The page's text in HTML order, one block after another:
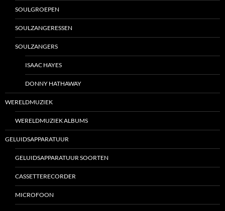
SOULGROEPEN
SOULZANGERESSEN
SOULZANGERS
ISAAC HAYES
DONNY HATHAWAY
WERELDMUZIEK
WERELDMUZIEK ALBUMS
GELUIDSAPPARATUUR
GELUIDSAPPARATUUR SOORTEN
CASSETTERECORDER
MICROFOON